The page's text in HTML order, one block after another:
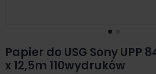
Papier do USG Sony UPP
x 12,5m 110wydruków